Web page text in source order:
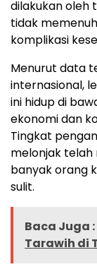
dilakukan oleh
tidak
komplikasi
Menurut data
internasional,
ini hidup di
ekonomi dan
Tingkat
melonjak telah
banyak orang
sulit.
Baca Juga :
Tarawih di